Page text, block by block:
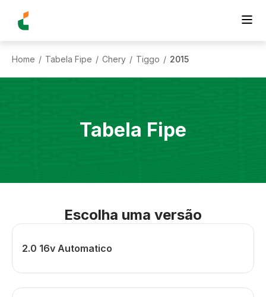
Home / Tabela Fipe / Chery / Tiggo / 2015
Tabela Fipe
Escolha uma versão
2.0 16v Automatico